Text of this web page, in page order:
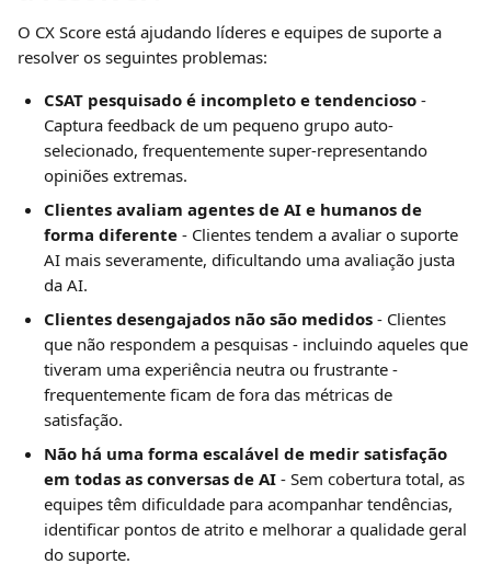
O CX Score está ajudando líderes e equipes de suporte a
resolver os seguintes problemas:
CSAT pesquisado é incompleto e tendencioso -
Captura feedback de um pequeno grupo auto-
selecionado, frequentemente super-representando
opiniões extremas.
Clientes avaliam agentes de AI e humanos de
forma diferente - Clientes tendem a avaliar o suporte
AI mais severamente, dificultando uma avaliação justa
da AI.
Clientes desengajados não são medidos - Clientes
que não respondem a pesquisas - incluindo aqueles que
tiveram uma experiência neutra ou frustrante -
frequentemente ficam de fora das métricas de
satisfação.
Não há uma forma escalável de medir satisfação
em todas as conversas de AI - Sem cobertura total, as
equipes têm dificuldade para acompanhar tendências,
identificar pontos de atrito e melhorar a qualidade geral
do suporte.